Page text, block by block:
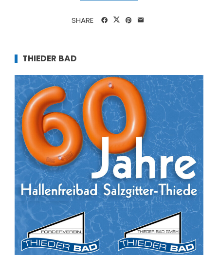
SHARE
THIEDER BAD